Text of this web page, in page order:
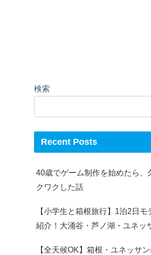
検索
Recent Posts
40歳でゲーム制作を始めたら、
クワクした話
【小学生と箱根旅行】1泊2日モ
紹介！大涌谷・芦ノ湖・ユネッ
【全天候OK】箱根・ユネッサ